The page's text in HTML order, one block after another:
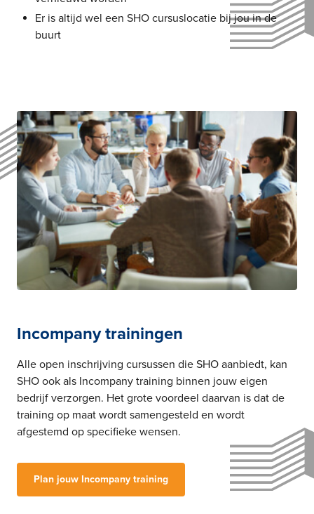
Er is altijd wel een SHO cursuslocatie bij jou in de
buurt
Incompany trainingen
Alle open inschrijving cursussen die SHO aanbiedt, kan
SHO ook als Incompany training binnen jouw eigen
bedrijf verzorgen. Het grote voordeel daarvan is dat de
training op maat wordt samengesteld en wordt
afgestemd op specifieke wensen.
Plan jouw Incompany training